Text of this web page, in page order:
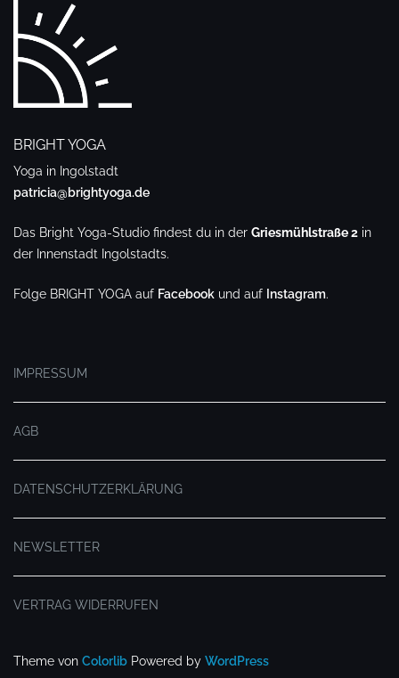
BRIGHT YOGA
Yoga in Ingolstadt
patricia@brightyoga.de
Das Bright Yoga-Studio findest du in der Griesmühlstraße 2 in
der Innenstadt Ingolstadts.
Folge BRIGHT YOGA auf Facebook und auf Instagram.
IMPRESSUM
AGB
DATENSCHUTZERKLÄRUNG
NEWSLETTER
VERTRAG WIDERRUFEN
Theme von Colorlib Powered by WordPress